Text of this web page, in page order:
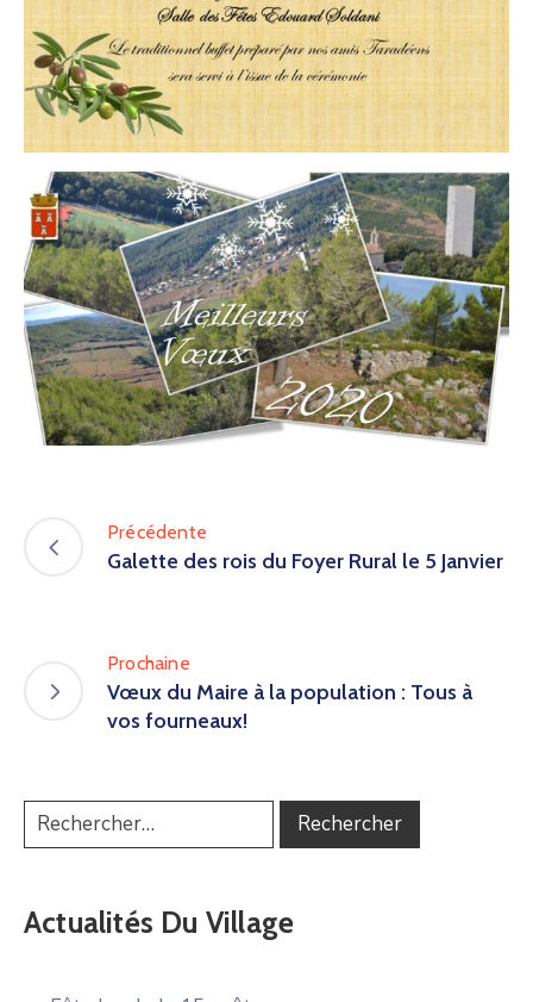
Précédente
Galette des rois du Foyer Rural le 5 Janvier
Prochaine
Vœux du Maire à la population : Tous à
vos fourneaux!
Actualités Du Village